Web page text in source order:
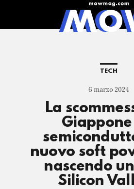
TECH
6 marzo 2024
La
Giappone
nuovo soft
nascendo
Silicon